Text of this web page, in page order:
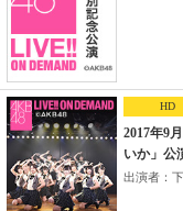
HD
2017年9
いか」公
出演者：